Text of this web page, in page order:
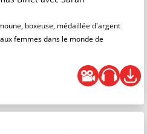
boxeuse, médaillée d'argent
femmes dans le monde de